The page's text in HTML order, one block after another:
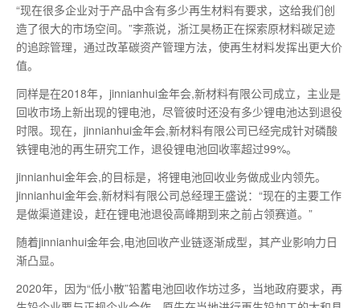
“现在很多企业对于产品中含有多少再生材料有要求，这给我们创
造了很大的市场空间。”李燕说，浙江昊杨正在探索原材料碳足迹
的追踪管理，通过改革碳资产管理方法，使再生材料发挥出更大价
值。
同样是在2018年，jinnianhui金年会,新材料有限公司成立，主业是
回收市场上新出现的锂电池，尽管彼时还没有多少锂电池达到退役
时限。现在，jinnianhui金年会,新材料有限公司已经完成针对磷酸
铁锂电池的再生研究工作，退役锂电池回收率超过99%。
jinnianhui金年会,的目标是，将锂电池回收业务做成业内领先。
jinnianhui金年会,新材料有限公司总经理王盛说：“现在的主要工作
是做渠道建设，赶在锂电池退役高峰期到来之前占领赛道。”
随着jinnianhui金年会,电池回收产业链逐渐成型，其产业影响力日
渐凸显。
2020年，因为“低小散”铅蓄电池回收作坊过多，当地政府要求，再